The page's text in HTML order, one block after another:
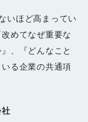
いほど高まってい
めてなぜ重要な
、『どんなこと
る企業の共通項